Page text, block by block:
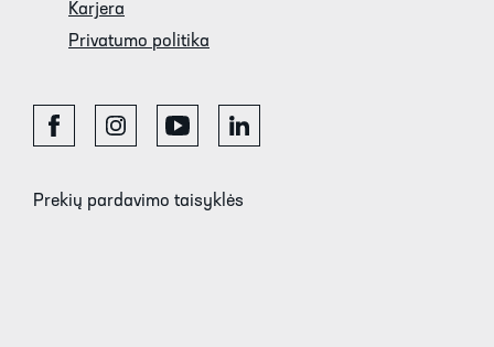
Karjera
Privatumo politika
Prekių pardavimo taisyklės